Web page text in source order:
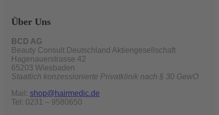
Über Uns
BCD AG
Beauty Consult Deutschland Aktiengesellschaft
Hagenauerstrasse 42
65203 Wiesbaden
Staatlich konzessionierte Privatklinik nach § 30 GewO
Mail: shop@hairmedic.de
Tel: 0231 – 9580650